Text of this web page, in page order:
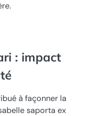
: impact
à façonner la
saporta ex